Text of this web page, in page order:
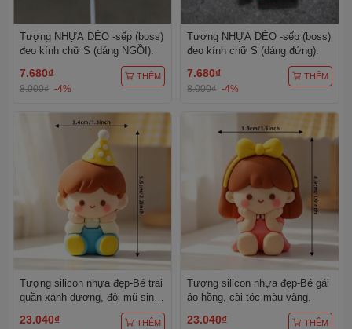
Tượng NHỰA DẺO -sếp (boss)
đeo kính chữ S (dáng NGỒI).
7.680₫
8.000₫ -4%
THÊM
Tượng NHỰA DẺO -sếp (boss)
đeo kính chữ S (dáng đứng).
7.680₫
8.000₫ -4%
THÊM
Tượng silicon nhựa đẹp-Bé trai
quần xanh dương, đội mũ sinh
nhật màu vàng chấm trắng.
23.040₫ THÊM
Tượng silicon nhựa đẹp-Bé gái
áo hồng, cài tóc màu vàng.
23.040₫ THÊM